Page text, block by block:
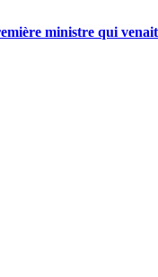
ministre qui